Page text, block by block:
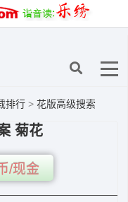
排行 > 花版高级搜索
菊花
/现金